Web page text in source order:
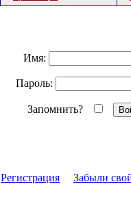
Имя:
Пароль:
Запомнить?
Регистрация Забыли